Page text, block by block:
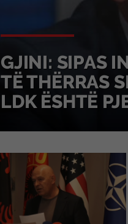
GJINI: SIPAS
TË THËRRAS
LDK ËSHTË